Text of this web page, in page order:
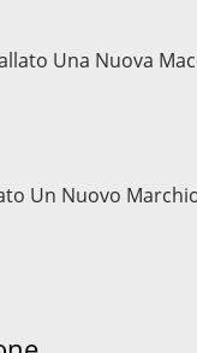
Una Nuova
Un Nuovo